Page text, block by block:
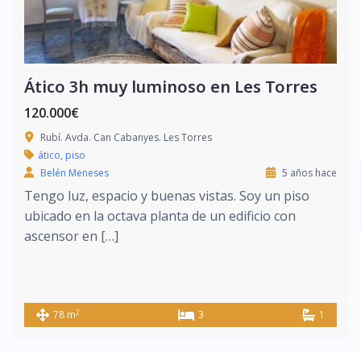
Ático 3h muy luminoso en Les Torres
120.000€
Rubí. Avda. Can Cabanyes. Les Torres
ático, piso
Belén Meneses
5 años hace
Tengo luz, espacio y buenas vistas. Soy un piso
ubicado en la octava planta de un edificio con
ascensor en […]
78 m2 3 1